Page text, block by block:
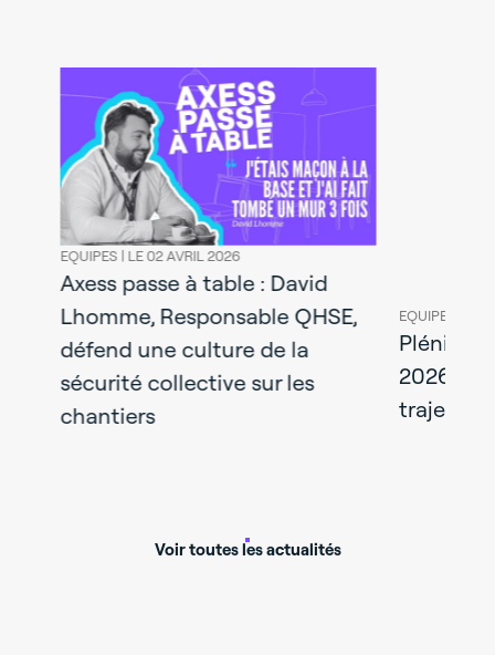
EQUIPES |LE 02 AVRIL 2026
Axess passe à table : David
Lhomme, Responsable QHSE,
défend une culture de la
sécurité collective sur les
chantiers
EQUIPES |
Plénière
2026 :
Voir toutes les actualités